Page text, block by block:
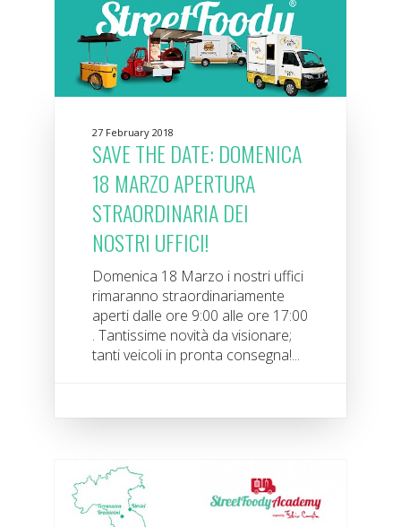
27 February 2018
SAVE THE DATE: DOMENICA
18 MARZO APERTURA
STRAORDINARIA DEI
NOSTRI UFFICI!
Domenica 18 Marzo i nostri uffici
rimaranno straordinariamente
aperti dalle ore 9:00 alle ore 17:00
. Tantissime novità da visionare;
tanti veicoli in pronta consegna!...